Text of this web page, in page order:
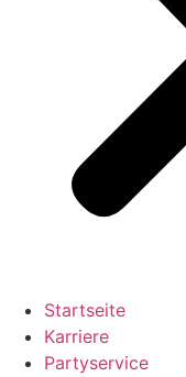
Startseite
Karriere
Partyservice